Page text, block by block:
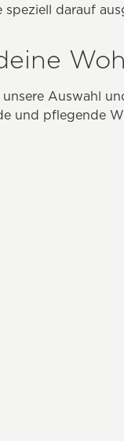
speziell darauf
Auswahl
und pflegende